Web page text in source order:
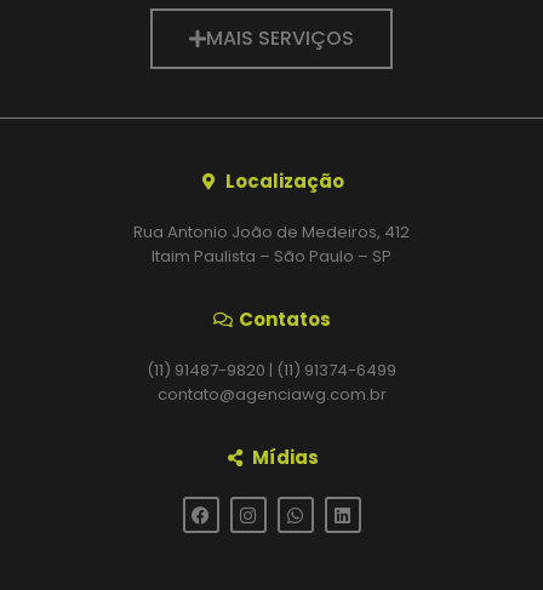
MAIS SERVIÇOS
Localização
Rua Antonio João de Medeiros, 412
Itaim Paulista – São Paulo – SP
Contatos
(11) 91487-9820 | (11) 91374-6499
contato@agenciawg.com.br
Mídias